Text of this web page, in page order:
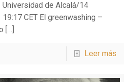
Universidad de Alcalá/14
CET El greenwashing –
[…]
Leer más